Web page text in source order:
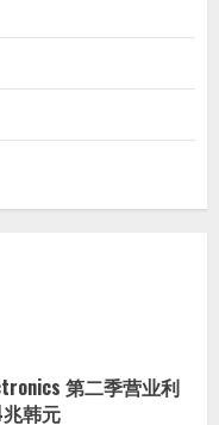
第二季营业利
韩元